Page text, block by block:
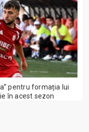
pentru formația lui
în acest sezon